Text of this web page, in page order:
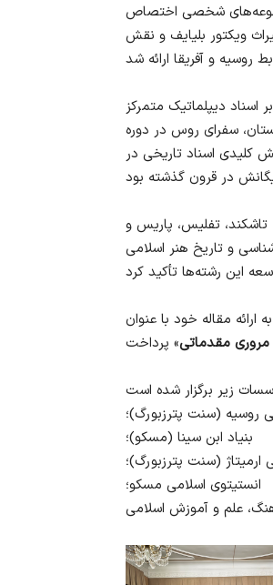
شخصی اختصاص
ویکتور بلیایف و نقش
اسناد دیپلماتیک متمرکز
سفرای روس در دوره
کلیدی اسناد تاریخی در
تاشکند، تفلیس، پاریس و
و تاریخ هنر اسلامی
مقاله خود با عنوان
مقدماتی
روسیه (سنت پترزبورگ)؛
بنیاد ابن سینا (مسکو)؛
ارمیتاژ (سنت پترزبورگ)؛
انستیتوی اسلامی مسکو؛